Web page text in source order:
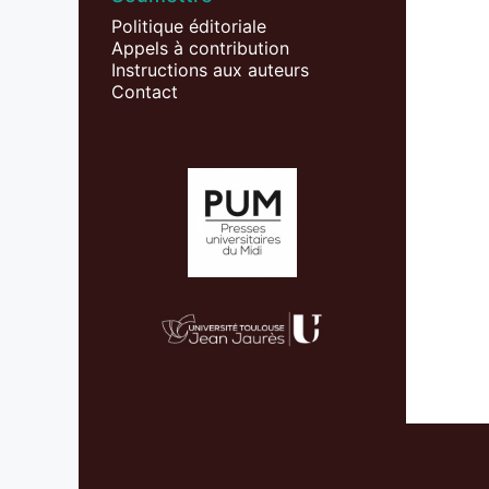
Politique éditoriale
Appels à contribution
Instructions aux auteurs
Contact